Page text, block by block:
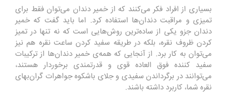
بسیاری از افراد فکر می‌کنند که از خمیر دندان می‌توان فقط برای
تمیزی و مراقبت دندان‌ها استفاده کرد. اما باید گفت که خمیر
دندان جزو یکی از ساده‌ترین روش‌هایی است که نه تنها در تمیز
کردن ظروف نقره، بلکه در طریقه سفید کردن ساعت نقره هم نیز
می‌توان به کار برد. از آنجایی که همه‌ی خمیر دندان‌ها از ترکیبات
سفید کننده‌ فوق العاده قوی و قدرتمندی برخوردار هستند،
می‌توانند در برگرداندن سفیدی و جلای باشکوه جواهرات گران‌بهای
نقره شما، کاربرد داشته باشند.